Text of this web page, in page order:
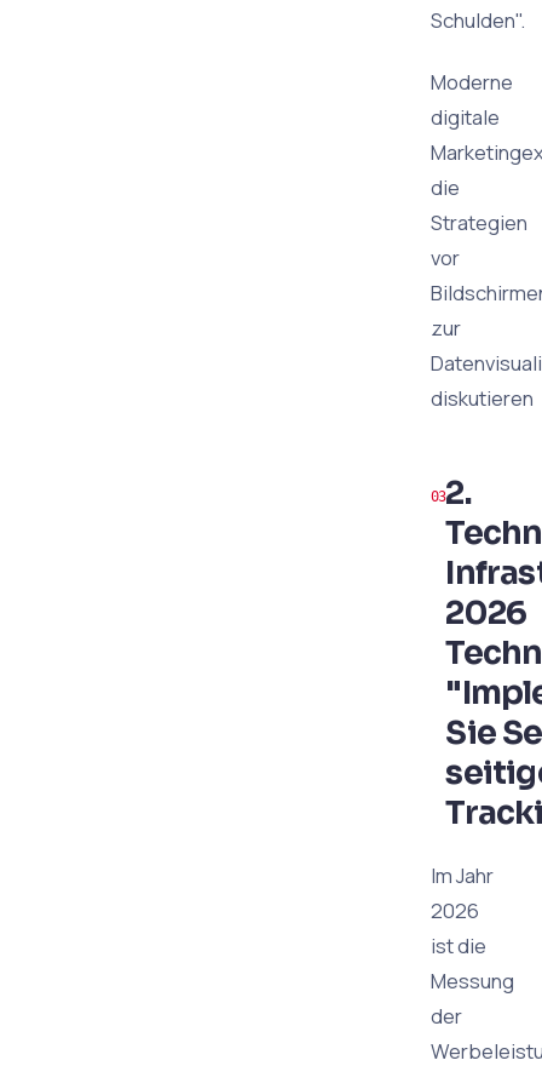
Schulden".
Moderne
digitale
die
Strategien
vor
zur
diskutieren
2.
2026
Sie
Im Jahr
2026
ist die
Messung
der